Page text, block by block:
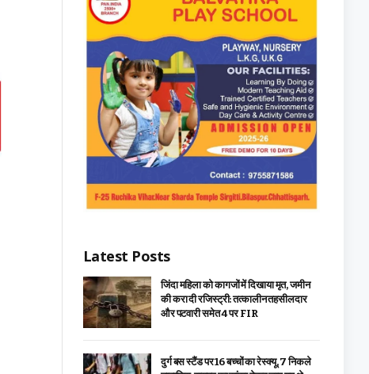
Latest Posts
जिंदा महिला को कागजों में दिखाया मृत, जमीन
की करा दी रजिस्ट्री: तत्कालीन तहसीलदार
और पटवारी समेत 4 पर FIR
दुर्ग बस स्टैंड पर 16 बच्चों का रेस्क्यू, 7 निकले